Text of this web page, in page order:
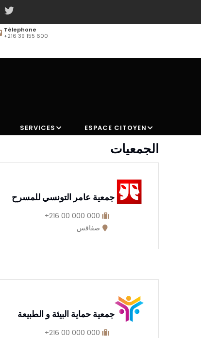
Télephone
+216 39 155 600
NAVIGATION
SERVICES ESPACE CITOYEN
الجمعيات
جمعية عامر التونسي للمسرح
000 000 00 216+
صفاقس
جمعية حماية البيئة و الطبيعة
000 000 00 216+